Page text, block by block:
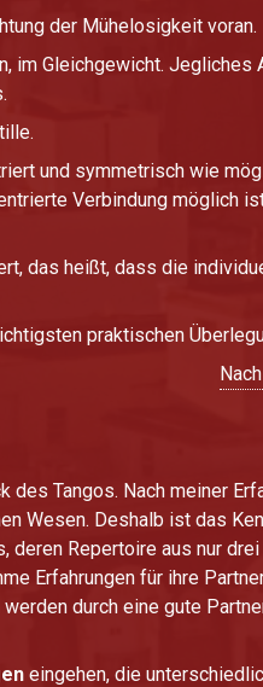
der Mühelosigkeit voran.
im Gleichgewicht.
und symmetrisch wie
Verbindung möglich
das heißt, dass die
praktischen
des Tangos. Nach meiner
Wesen. Deshalb ist das
deren Repertoire aus nur
Erfahrungen für ihre
durch eine gute
eingehen, die